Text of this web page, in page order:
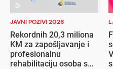
JAVNI POZIVI 2026
Rekordnih 20,3 miliona
KM za zapošljavanje i
profesionalnu
rehabilitaciju osoba s